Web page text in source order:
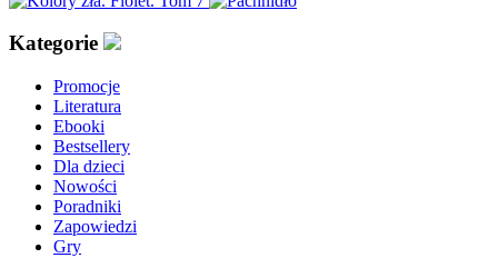
Kategorie
Promocje
Literatura
Ebooki
Bestsellery
Dla dzieci
Nowości
Poradniki
Zapowiedzi
Gry